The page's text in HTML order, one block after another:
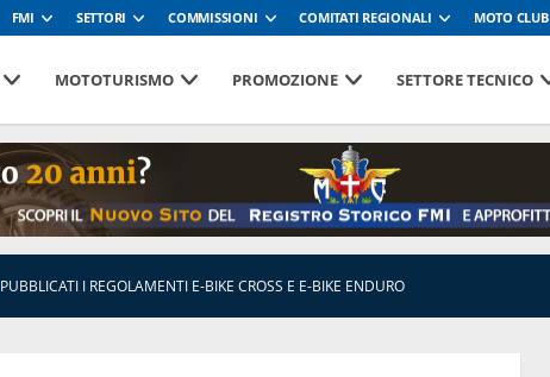
FMI SETTORI COMMISSIONI COMITATI REGIONALI MOTO CLUB
MOTOTURISMO PROMOZIONE SETTORE TECNICO
PUBBLICATI I REGOLAMENTI E-BIKE CROSS E E-BIKE ENDURO